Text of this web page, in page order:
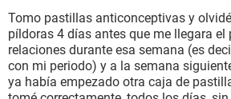
SEXUALIDAD
GLOSARIO
Tomo pastillas anticonceptivas y
píldoras 4 días antes que me llegara el
relaciones durante esa semana (es
con mi periodo) y a la semana
ya había empezado otra caja de